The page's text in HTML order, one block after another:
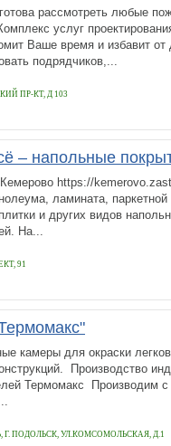
рассмотреть любые
услуг
Ваше время и избавит от
подрядчиков,...
ПР-КТ, Д 103
– напольные
https://
ламината, паркетной
и других видов
На...
91
камеры для окраски
Производство
Термомакс Производим с
ПОДОЛЬСК, УЛ.КОМСОМОЛЬСКАЯ, Д.1